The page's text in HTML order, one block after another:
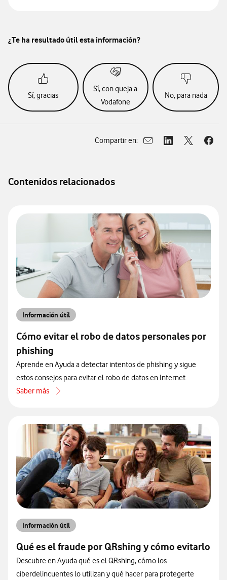
¿Te ha resultado útil esta información?
Sí, gracias
Sí, con queja a
Vodafone
No, para nada
Compartir en:
Abrir ventana para
Abrir ventana
Abrir Abrir
Contenidos relacionados
Información útil
Cómo evitar el robo de datos personales por
phishing
Aprende en Ayuda a detectar intentos de phishing y sigue
estos consejos para evitar el robo de datos en Internet.
Saber más
acerca de Cómo evitar el robo de datos personales por phishing
Información útil
Qué es el fraude por QRshing y cómo evitarlo
Descubre en Ayuda qué es el QRshing, cómo los
ciberdelincuentes lo utilizan y qué hacer para protegerte